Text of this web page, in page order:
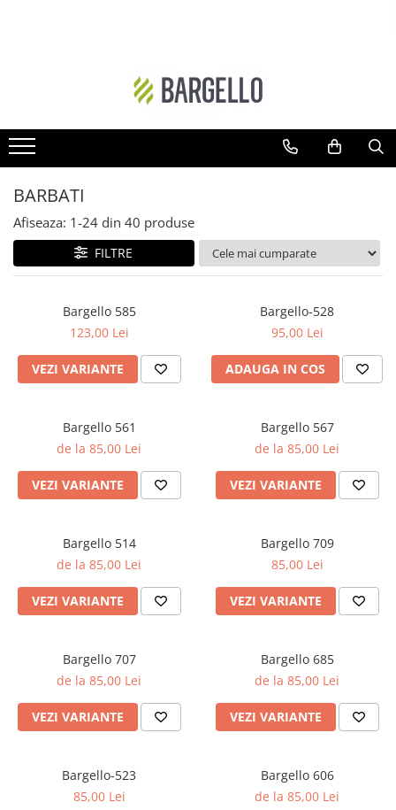
Oriental
Ambra- Floral- Unisex
Floral-Fructat
Lemnos - Floral - Mosc
Cypre-Fructat
Cypre-Floral
Floral - Lemnos - Mosc
Oriental-Lemnos
Floral-Fructat-Gurmand
Oriental-Floral
Floral-Fructat/Gurmand
Oriental-Vanilat
Lemnos-Cypre
Floral-Aldehidic
Floral-Lemnos
Aromatic - Fougere
Ambra- Lemnos - Unisex
Cypre-Floral
Floral
Oriental-Condimentat
Lemnos-Condimentat
Oriental-Lemnos
Aromatic-Condimentat
Lemnos-Floral/Mosc
Oriental-Floral
Oriental-Fougere
Aromatic-Acvatic
Lemnos-Cypre
Floral-Fructat
Citric
Aromatic
Aromatic-Verde
BARBATI
Afiseaza: 1-24 din 40 produse
FILTRE
Bargello 585
123,00 Lei
VEZI VARIANTE
Bargello-528
95,00 Lei
ADAUGA IN COS
Bargello 561
de la 85,00 Lei
VEZI VARIANTE
Bargello 567
de la 85,00 Lei
VEZI VARIANTE
Bargello 514
de la 85,00 Lei
VEZI VARIANTE
Bargello 709
85,00 Lei
VEZI VARIANTE
Bargello 707
de la 85,00 Lei
VEZI VARIANTE
Bargello 685
de la 85,00 Lei
VEZI VARIANTE
Bargello-523
85,00 Lei
Bargello 606
de la 85,00 Lei